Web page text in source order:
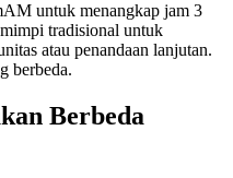
untuk menangkap jam 3
tradisional untuk
atau penandaan lanjutan.
berbeda.
Berbeda